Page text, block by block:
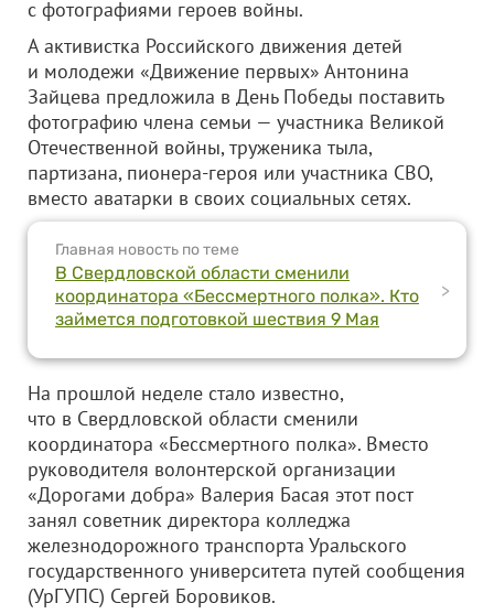
с фотографиями героев войны.
А активистка Российского движения детей
и молодежи «Движение первых» Антонина
Зайцева предложила в День Победы поставить
фотографию члена семьи — участника Великой
Отечественной войны, труженика тыла,
партизана, пионера-героя или участника СВО,
вместо аватарки в своих социальных сетях.
Главная новость по теме
В Свердловской области сменили
координатора «Бессмертного полка». Кто
займется подготовкой шествия 9 Мая
>
На прошлой неделе стало известно,
что в Свердловской области сменили
координатора «Бессмертного полка». Вместо
руководителя волонтерской организации
«Дорогами добра» Валерия Басая этот пост
занял советник директора колледжа
железнодорожного транспорта Уральского
государственного университета путей сообщения
(УрГУПС) Сергей Боровиков.